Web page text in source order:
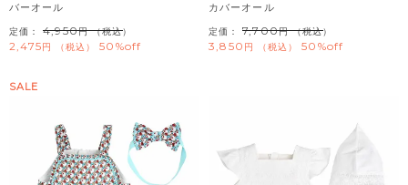
バーオール
定価： 4,950 （税込）
2,475 税込 50%off
カバーオール
定価： 7,700 （税込）
3,850 税込 50%off
SALE